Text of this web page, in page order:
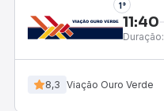
1°
11:40
Duração:
8,3 Viação Ouro Verde